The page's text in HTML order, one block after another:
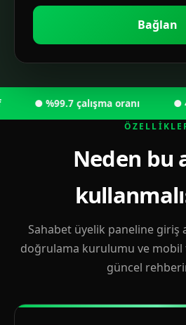
Bağlan
● %99.7 çalışma oranı ● 40
Neden bu
Sahabet üyelik paneline giriş
doğrulama kurulumu ve mobil
güncel